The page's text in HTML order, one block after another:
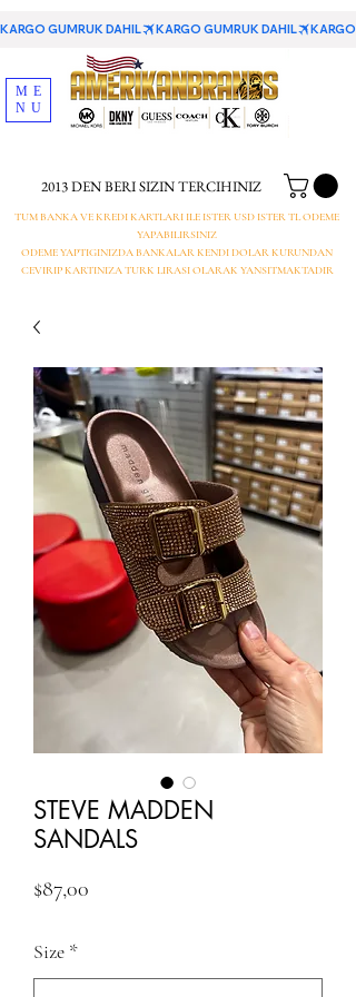
KARGO GUMRUK DAHIL
2013 DEN BERI SIZIN TERCIHINIZ
TUM BANKA VE KREDI KARTLARI ILE ISTER USD ISTER TL ODEME
YAPABILIRSINIZ
ODEME YAPTIGINIZDA BANKALAR KENDI DOLAR KURUNDAN
CEVIRIP KARTINIZA TURK LIRASI OLARAK YANSITMAKTADIR
ME
NU
STEVE MADDEN
SANDALS
$87,00
Size *